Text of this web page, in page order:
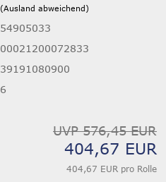
(Ausland abweichend)
54905033
00021200072833
39191080900
6
UVP 576,45 EUR
404,67 EUR
404,67 EUR pro Rolle